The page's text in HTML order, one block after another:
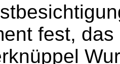
fest,